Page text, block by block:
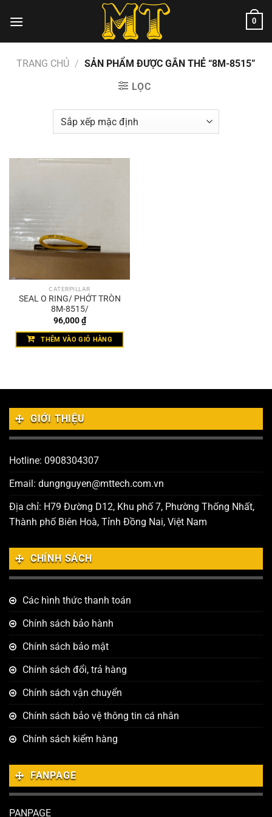
đến
0
TRANG CHỦ / SẢN PHẨM ĐƯỢC GẮN THẺ “8M-8515”
LỌC
CATERPILLAR
SEAL O RING/ PHỚT TRÒN
8M-8515/
96,000₫
THÊM VÀO GIỎ HÀNG
GIỚI THIỆU
Hotline: 0908304307
Email: dungnguyen@mttech.com.vn
Địa chỉ: H79 Đường D12, Khu phố 7, Phường Thống Nhất,
Thành phố Biên Hoà, Tỉnh Đồng Nai, Việt Nam
CHÍNH SÁCH
Các hình thức thanh toán
Chính sách bảo hành
Chính sách bảo mật
Chính sách đổi, trả hàng
Chính sách vận chuyển
Chính sách bảo vệ thông tin cá nhân
Chính sách kiểm hàng
FANPAGE
PANPAGE